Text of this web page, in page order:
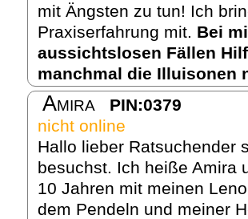
mit Ängsten zu tun! Ich
Praxiserfahrung mit. Bei
aussichtslosen Fällen
manchmal die Illuisonen
Amira
PIN:0379
nicht online
Hallo lieber Ratsuchender
besuchst. Ich heiße Amira
10 Jahren mit meinen
dem Pendeln und meiner